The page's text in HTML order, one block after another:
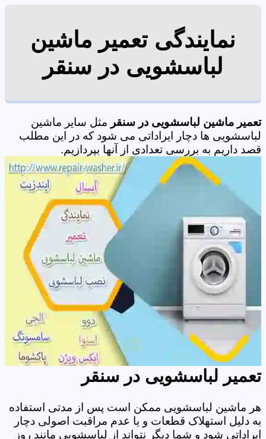
نمایندگی تعمیر ماشین
لباسشویی در سنقر
تعمیر ماشین لباسشویی در سنقر مثل سایر ماشین
لباسشویی ها دچار ایراداتی می شود که در این مطلب
قصد داریم به بررسی تعدادی از آنها بپردازیم.
تعمیر لباسشویی در سنقر
هر ماشین لباسشویی ممکن است پس از مدتی استفاده
به دلیل استهلاک قطعات و یا عدم مراقبت اصولی دچار
ایراداتی شود و شما دیگر نتواند از لباسشویی مانند روز